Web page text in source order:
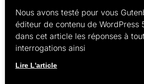
Nous avons testé pour vous
éditeur de contenu de WordPress
dans cet article les réponses à
interrogations ainsi
Lire L'article